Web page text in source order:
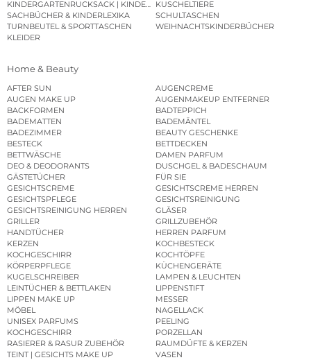
KINDERGARTENRUCKSACK | KINDERGARTENBEUTEL
KUSCHELTIERE
SACHBÜCHER & KINDERLEXIKA
SCHULTASCHEN
TURNBEUTEL & SPORTTASCHEN
WEIHNACHTSKINDERBÜCHER
KLEIDER
Home & Beauty
AFTER SUN
AUGENCREME
AUGEN MAKE UP
AUGENMAKEUP ENTFERNER
BACKFORMEN
BADTEPPICH
BADEMATTEN
BADEMÄNTEL
BADEZIMMER
BEAUTY GESCHENKE
BESTECK
BETTDECKEN
BETTWÄSCHE
DAMEN PARFUM
DEO & DEODORANTS
DUSCHGEL & BADESCHAUM
GÄSTETÜCHER
FÜR SIE
GESICHTSCREME
GESICHTSCREME HERREN
GESICHTSPFLEGE
GESICHTSREINIGUNG
GESICHTSREINIGUNG HERREN
GLÄSER
GRILLER
GRILLZUBEHÖR
HANDTÜCHER
HERREN PARFUM
KERZEN
KOCHBESTECK
KOCHGESCHIRR
KOCHTÖPFE
KÖRPERPFLEGE
KÜCHENGERÄTE
KUGELSCHREIBER
LAMPEN & LEUCHTEN
LEINTÜCHER & BETTLAKEN
LIPPENSTIFT
LIPPEN MAKE UP
MESSER
MÖBEL
NAGELLACK
UNISEX PARFUMS
PEELING
KOCHGESCHIRR
PORZELLAN
RASIERER & RASUR ZUBEHÖR
RAUMDÜFTE & KERZEN
TEINT | GESICHTS MAKE UP
VASEN